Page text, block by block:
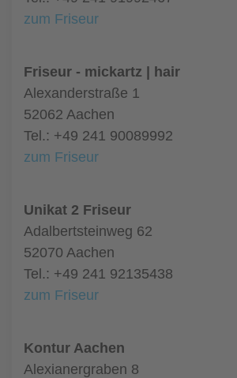
zum Friseur
Friseur - mickartz | hair
Alexanderstraße 1
52062 Aachen
Tel.: +49 241 90089992
zum Friseur
Unikat 2 Friseur
Adalbertsteinweg 62
52070 Aachen
Tel.: +49 241 92135438
zum Friseur
Kontur Aachen
Alexianergraben 8